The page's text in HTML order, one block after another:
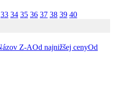
33 34 35 36 37 38 39 40
Z-AOd najnižšej cenyOd